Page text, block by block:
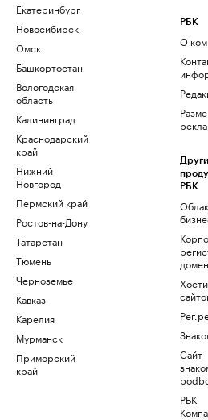
Екатеринбург
Новосибирск
Омск
Башкортостан
Вологодская
область
Калининград
Краснодарский
край
Нижний
Новгород
Пермский край
Ростов-на-Дону
Татарстан
Тюмень
Черноземье
Кавказ
Карелия
Мурманск
Приморский
край
РБК
О
РБК
Сайт
РБК